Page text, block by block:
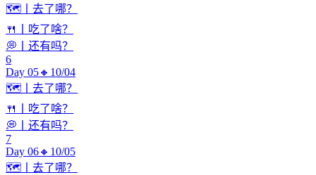
🗺️丨去了哪？
🍴丨吃了啥？
💭丨还有吗？
6
Day 05🔸10/04
🗺️丨去了哪？
🍴丨吃了啥？
💭丨还有吗？
7
Day 06🔸10/05
🗺️丨去了哪？